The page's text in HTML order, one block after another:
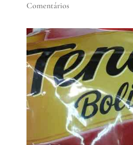
Comentários